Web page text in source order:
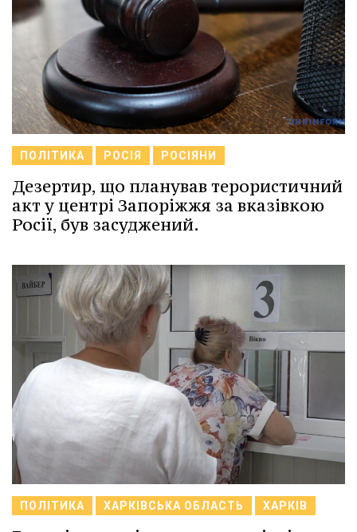
ПОЛІТИКА РОСІЯ РОСІЯНИ
Дезертир, що планував терористичний
акт у центрі Запоріжжя за вказівкою
Росії, був засуджений.
ПОЛІТИКА ХАРКІВСЬКА ОБЛАСТЬ ХАРКІВ